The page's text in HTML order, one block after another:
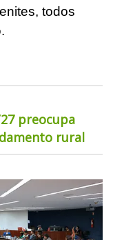
todos
preocupa
rural